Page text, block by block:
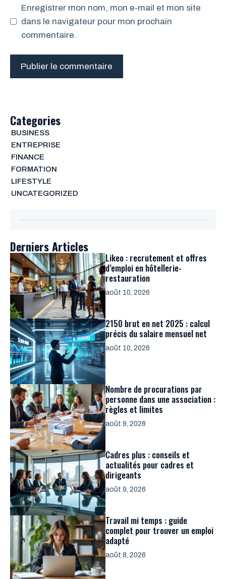
Enregistrer mon nom, mon e-mail et mon site
dans le navigateur pour mon prochain
commentaire.
Categories
BUSINESS
ENTREPRISE
FINANCE
FORMATION
LIFESTYLE
UNCATEGORIZED
Derniers Articles
Likeo : recrutement et offres
d’emploi en hôtellerie-
restauration
août 10, 2026
2150 brut en net 2025 : calcul
précis du salaire mensuel net
août 10, 2026
Nombre de procurations par
personne dans une association :
règles et limites
août 9, 2026
Cadres plus : conseils et
actualités pour cadres et
dirigeants
août 9, 2026
Travail mi temps : guide
complet pour trouver un emploi
adapté
août 8, 2026